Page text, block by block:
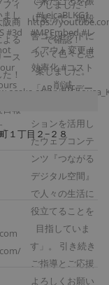
１丁目２−２８